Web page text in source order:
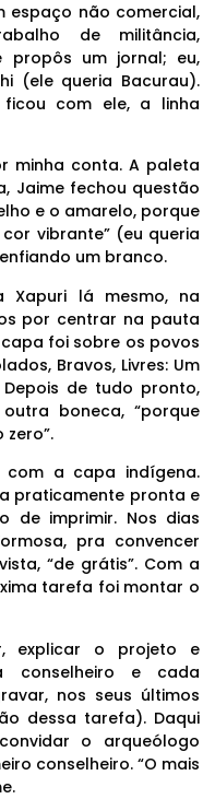
espaço não comercial,
de militância,
propôs um jornal; eu,
(ele queria Bacurau).
com ele, a linha
minha conta. A paleta
Jaime fechou questão
e o amarelo, porque
vibrante” (eu queria
um branco.
Xapuri lá mesmo, na
por centrar na pauta
foi sobre os povos
Bravos, Livres: Um
Depois de tudo pronto,
boneca, “porque
com a capa indígena.
praticamente pronta e
de imprimir. Nos dias
pra convencer
“de grátis”. Com a
tarefa foi montar o
explicar o projeto e
conselheiro e cada
nos seus últimos
dessa tarefa). Daqui
o arqueólogo
conselheiro. “O mais